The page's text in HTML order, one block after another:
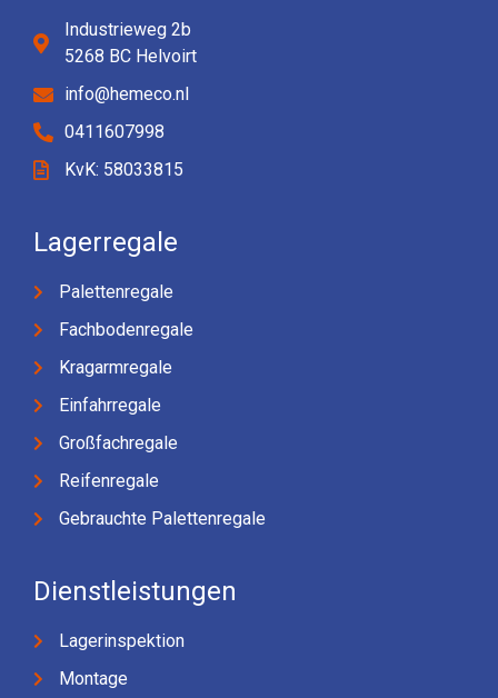
Industrieweg 2b
5268 BC Helvoirt
info@hemeco.nl
0411607998
KvK: 58033815
Lagerregale
Palettenregale
Fachbodenregale
Kragarmregale
Einfahrregale
Großfachregale
Reifenregale
Gebrauchte Palettenregale
Dienstleistungen
Lagerinspektion
Montage